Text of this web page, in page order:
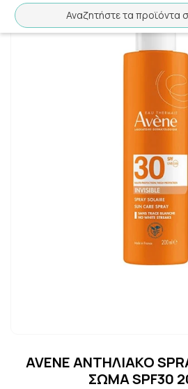
Αναζητήστε τα προϊόντα
AVENE ΑΝΤΗΛΙΑΚΟ
ΣΩΜΑ SPF30